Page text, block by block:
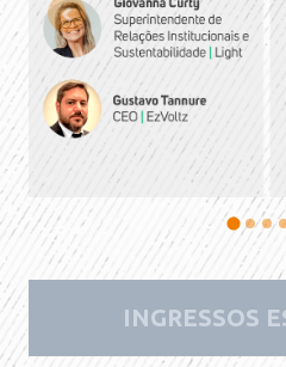
INGRESSOS